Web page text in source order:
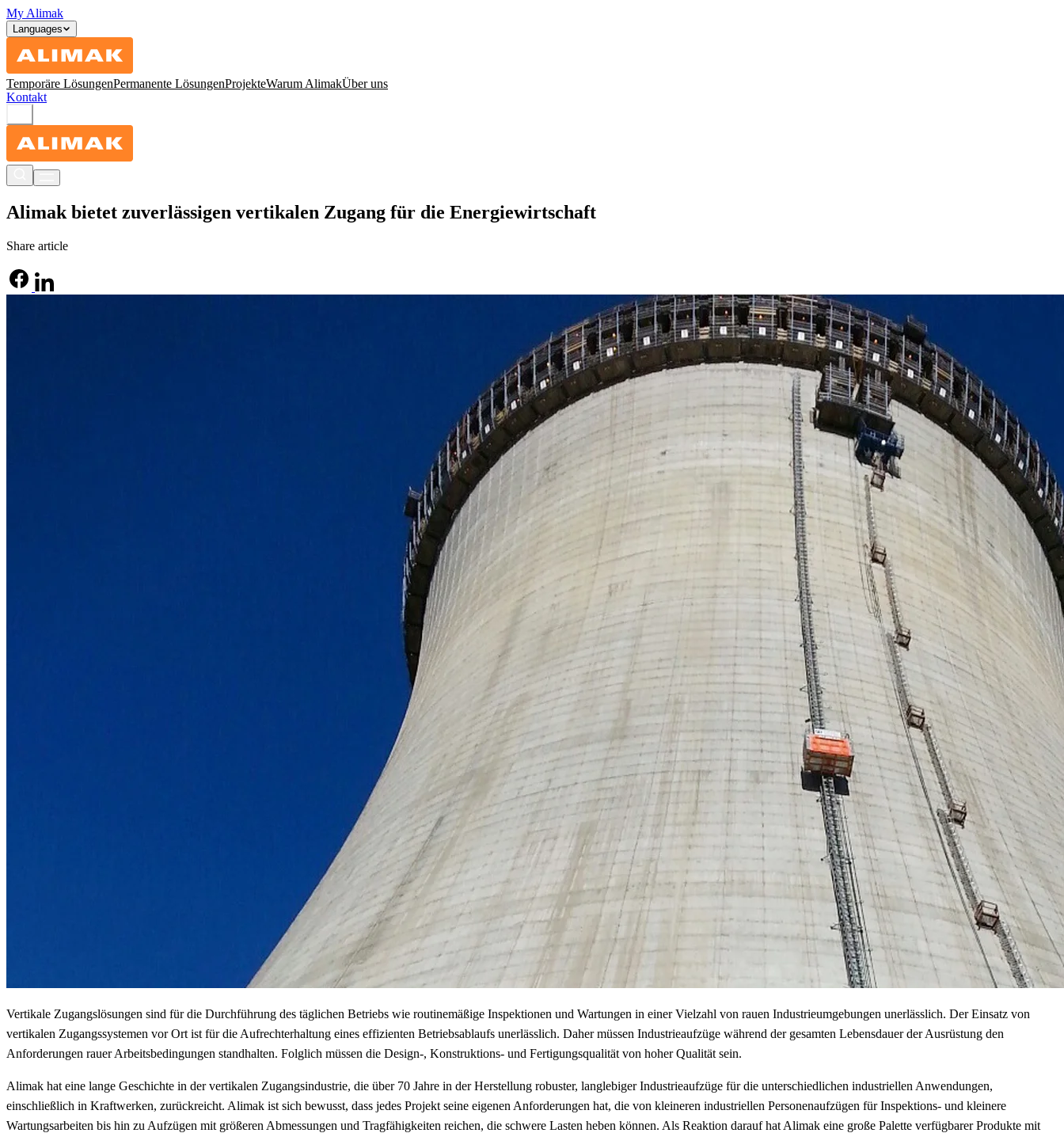
My Alimak
Languages
Temporäre LösungenPermanente LösungenProjekteWarum AlimakÜber uns
Kontakt
Alimak bietet zuverlässigen vertikalen Zugang für die Energiewirtschaft
Share article
Vertikale Zugangslösungen sind für die Durchführung des täglichen Betriebs wie routinemäßige Inspektionen und Wartungen in einer Vielzahl von rauen Industrieumgebungen unerlässlich. Der Einsatz von
vertikalen Zugangssystemen vor Ort ist für die Aufrechterhaltung eines effizienten Betriebsablaufs unerlässlich. Daher müssen Industrieaufzüge während der gesamten Lebensdauer der Ausrüstung den
Anforderungen rauer Arbeitsbedingungen standhalten. Folglich müssen die Design-, Konstruktions- und Fertigungsqualität von hoher Qualität sein.
Alimak hat eine lange Geschichte in der vertikalen Zugangsindustrie, die über 70 Jahre in der Herstellung robuster, langlebiger Industrieaufzüge für die unterschiedlichen industriellen Anwendungen,
einschließlich in Kraftwerken, zurückreicht. Alimak ist sich bewusst, dass jedes Projekt seine eigenen Anforderungen hat, die von kleineren industriellen Personenaufzügen für Inspektions- und kleinere
Wartungsarbeiten bis hin zu Aufzügen mit größeren Abmessungen und Tragfähigkeiten reichen, die schwere Lasten heben können. Als Reaktion darauf hat Alimak eine große Palette verfügbarer Produkte mit